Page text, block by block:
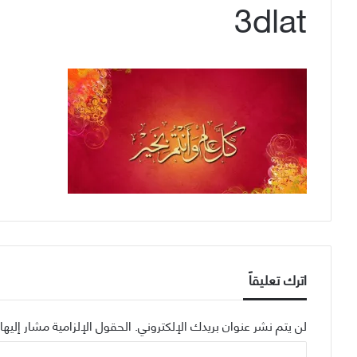
3dlat
اترك تعليقاً
لن يتم نشر عنوان بريدك الإلكتروني. الحقول الإلزامية مشار